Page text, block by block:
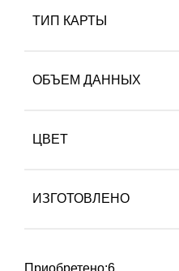
ТИП КАРТЫ
ОБЪЕМ ДАННЫХ
ЦВЕТ
ИЗГОТОВЛЕНО
Приобретено:6